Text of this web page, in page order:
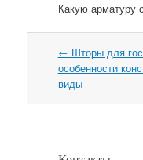
Какую арматуру
Навигация
← Шторы для
особенности
виды